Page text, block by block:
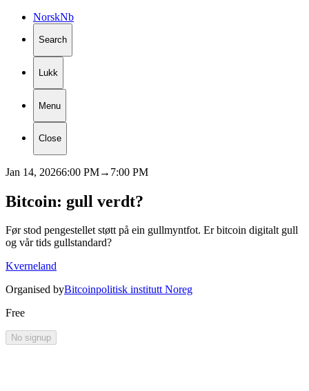
NorskNb
Search
Lukk
Menu
Close
Jan 14, 20266:00 PM→ 7:00 PM
Bitcoin: gull verdt?
Før stod pengestellet støtt på ein gullmyntfot. Er bitcoin digitalt gull
og vår tids gullstandard?
Kverneland
Organised byBitcoinpolitisk institutt Noreg
Free
No signup